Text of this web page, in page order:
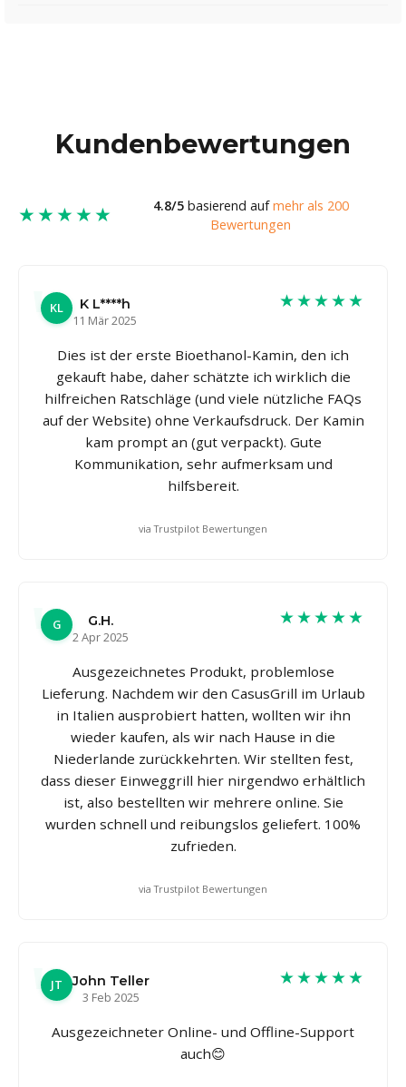
Kundenbewertungen
★★★★★ 4.8/5basierend aufmehr als 200
Bewertungen
KL
K L****h
11 Mär 2025
★★★★★
Dies ist der erste Bioethanol-Kamin, den ich
gekauft habe, daher schätzte ich wirklich die
hilfreichen Ratschläge (und viele nützliche FAQs
auf der Website) ohne Verkaufsdruck. Der Kamin
kam prompt an (gut verpackt). Gute
Kommunikation, sehr aufmerksam und
hilfsbereit.
via Trustpilot Bewertungen
G
G.H.
2 Apr 2025
★★★★★
Ausgezeichnetes Produkt, problemlose
Lieferung. Nachdem wir den CasusGrill im Urlaub
in Italien ausprobiert hatten, wollten wir ihn
wieder kaufen, als wir nach Hause in die
Niederlande zurückkehrten. Wir stellten fest,
dass dieser Einweggrill hier nirgendwo erhältlich
ist, also bestellten wir mehrere online. Sie
wurden schnell und reibungslos geliefert. 100%
zufrieden.
via Trustpilot Bewertungen
JT
John Teller
3 Feb 2025
★★★★★
Ausgezeichneter Online- und Offline-Support
auch😊